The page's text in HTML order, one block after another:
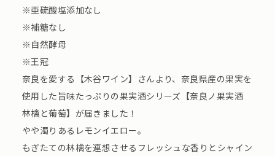
※亜硫酸塩添加なし
※補糖なし
※自然酵母
※王冠
奈良を愛する【木谷ワイン】さんより、奈良県産の果実を
使用した旨味たっぷりの果実酒シリーズ【奈良ノ果実酒
林檎と葡萄】が届きました！
やや濁りあるレモンイエロー。
もぎたての林檎を連想させるフレッシュな香りとシャイン